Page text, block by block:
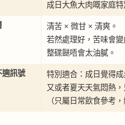
成日大魚大肉嘅家庭特
清苦 × 微甘 × 清爽。
若然處理好，苦味會
整碟餸唔會太油膩。
適訊號
特別適合：成日覺得
又或者夏天天氣悶熱
（只屬日常飲食參考